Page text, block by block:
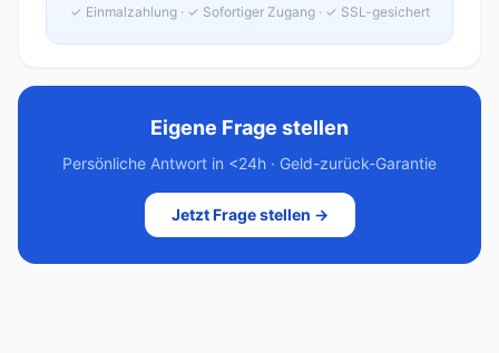
✓ Einmalzahlung · ✓ Sofortiger Zugang · ✓ SSL-gesichert
Eigene Frage stellen
Persönliche Antwort in <24h · Geld-zurück-Garantie
Jetzt Frage stellen →